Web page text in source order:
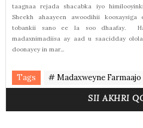
taagnaa rejada shacabka iyo
Sheekh ahaayeen awoodihii
tobankii sano ee la soo dhaafay.
madaxnimadiisa ay aad u saacidday
doonayey in mar...
Tags # Madaxweyne Farmaajo
SII AKHRI